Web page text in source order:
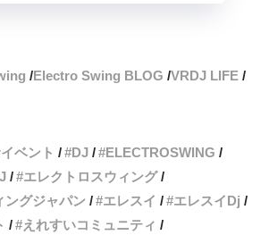
Electro Swing BLOG VRDJ LIFE
ベント DJ
ELECTROSWING
エレクトロスウィング
ングジャパン
エレスイ
エレスイDj
えれすいコミュニティ